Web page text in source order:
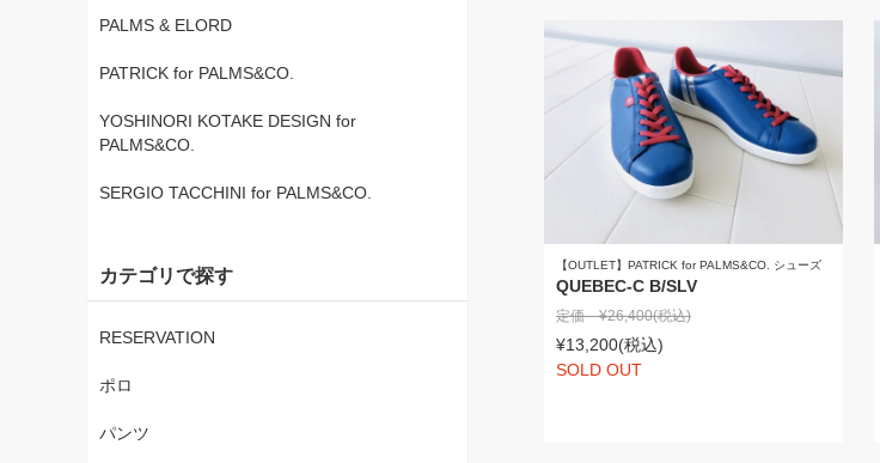
【OUTLET】PATRICK for PALMS&CO. シューズ
QUEBEC-C B/SLV
定価 ¥26,400(税込)
¥13,200(税込)
SOLD OUT
PALMS & ELORD
PATRICK for PALMS&CO.
YOSHINORI KOTAKE DESIGN for
PALMS&CO.
SERGIO TACCHINI for PALMS&CO.
カテゴリで探す
RESERVATION
ポロ
パンツ